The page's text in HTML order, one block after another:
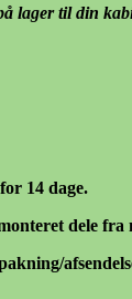
lager til din
14 dage.
dele fra